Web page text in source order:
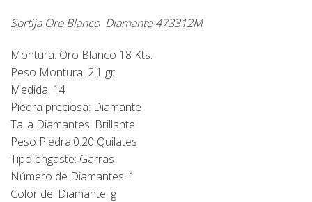
Sortija Oro Blanco Diamante 473312M
Montura: Oro Blanco 18 Kts.
Peso Montura: 2.1 gr.
Medida: 14
Piedra preciosa: Diamante
Talla Diamantes: Brillante
Peso Piedra:0.20 Quilates
Tipo engaste: Garras
Número de Diamantes: 1
Color del Diamante: g